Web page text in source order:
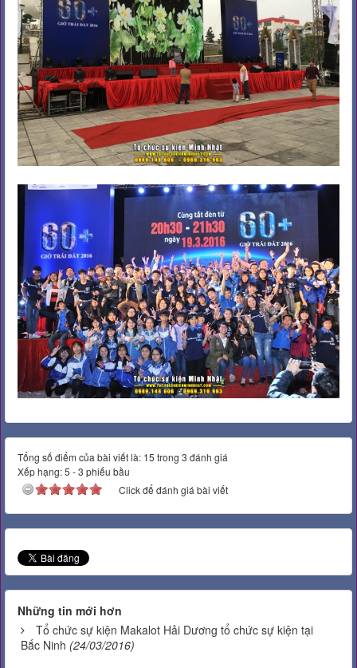
Tổng số điểm của bài viết là: 15 trong 3 đánh giá
Xếp hạng:5 -3 phiếu bầu
Click để đánh giá bài viết
Những tin mới hơn
Tổ chức sự kiện Makalot Hải Dương tổ chức sự kiện tại
Bắc Ninh (24/03/2016)